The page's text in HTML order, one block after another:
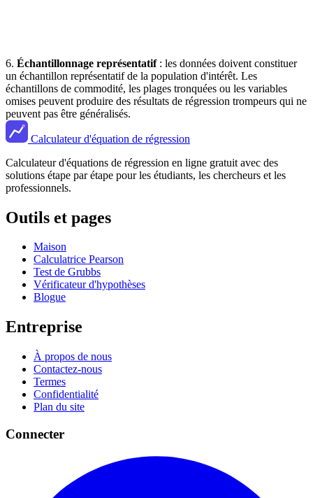
6. Échantillonnage représentatif: les données doivent constituer
un échantillon représentatif de la population d'intérêt. Les
échantillons de commodité, les plages tronquées ou les variables
omises peuvent produire des résultats de régression trompeurs qui ne
peuvent pas être généralisés.
Calculateur d'équation de régression
Calculateur d'équations de régression en ligne gratuit avec des
solutions étape par étape pour les étudiants, les chercheurs et les
professionnels.
Outils et pages
Maison
Calculatrice Pearson
Test de Grubbs
Vérificateur d'hypothèses
Blogue
Entreprise
À propos de nous
Contactez-nous
Termes
Confidentialité
Plan du site
Connecter